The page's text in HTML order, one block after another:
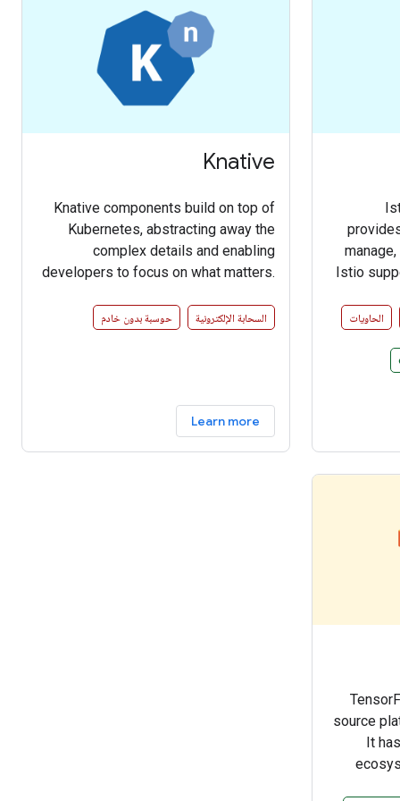
Istio
الحاويات
Knative
Knative components build on top of
Kubernetes, abstracting away the
complex details and enabling
developers to focus on what matters.
shared by successful real-world
services so you don’t have to.
السحابة الإلكترونية حوسبة بدون خادم
Learn more
source
It